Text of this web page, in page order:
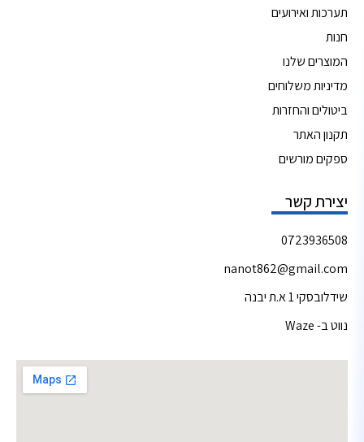
תערכות ואירועים
חנות
המוצרים שלנו
מדיניות משלוחים
ביטולים והחזרות
תקנון האתר
ספקים מורשים
יצירת קשר
0723936508
nanot862@gmail.com
שידלובסקי 1 א.ת יבנה
נווט ב- Waze